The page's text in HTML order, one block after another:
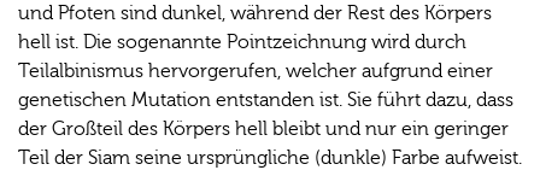
und Pfoten sind dunkel, während der Rest des Körpers
hell ist. Die sogenannte Pointzeichnung wird durch
Teilalbinismus hervorgerufen, welcher aufgrund einer
genetischen Mutation entstanden ist. Sie führt dazu, dass
der Großteil des Körpers hell bleibt und nur ein geringer
Teil der Siam seine ursprüngliche (dunkle) Farbe aufweist.